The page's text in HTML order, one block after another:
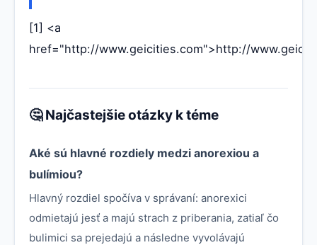
[1] <a
href="http://www.geicities.com">http://
🤔 Najčastejšie otázky k téme
Aké sú hlavné rozdiely medzi anorexiou a
bulímiou?
Hlavný rozdiel spočíva v správaní: anorexici
odmietajú jesť a majú strach z priberania, zatiaľ čo
bulimici sa prejedajú a následne vyvolávajú